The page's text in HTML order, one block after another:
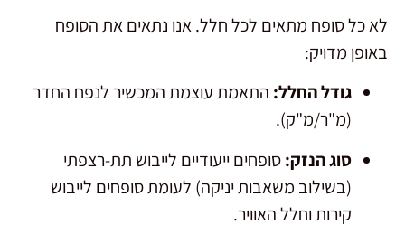
לא כל סופח מתאים לכל חלל. אנו נתאים את הסופח
באופן מדויק:
גודל החלל: התאמת עוצמת המכשיר לנפח החדר
(מ"ר/מ"ק).
סוג הנזק:סופחים ייעודיים לייבוש תת-רצפתי
(בשילוב משאבות יניקה) לעומת סופחים לייבוש
קירות וחלל האוויר.